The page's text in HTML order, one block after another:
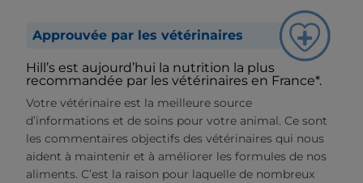
Approuvée par les vétérinaires
Hill’s est aujourd’hui la nutrition la plus
recommandée par les vétérinaires en France*.
Votre vétérinaire est la meilleure source
d’informations et de soins pour votre animal. Ce sont
les commentaires objectifs des vétérinaires qui nous
aident à maintenir et à améliorer les formules de nos
aliments. C’est la raison pour laquelle de nombreux